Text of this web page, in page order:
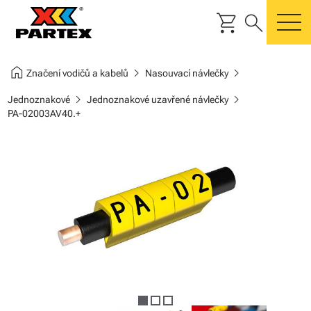
shopping_cart search
home Značení vodičů a kabelů chevron_right Nasouvací návlečkychevron_right
Jednoznakovéchevron_right Jednoznakové uzavřené návlečkychevron_right
PA-02003AV40.+